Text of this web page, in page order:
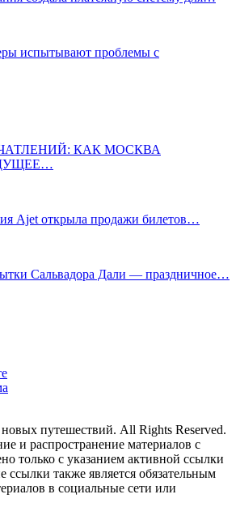
испытывают проблемы с
КАК МОСКВА
Ajet открыла продажи билетов…
Сальвадора Дали — праздничное…
путешествий. All Rights Reserved.
и распространение материалов с
только с указанием активной ссылки
ссылки также является обязательным
в социальные сети или